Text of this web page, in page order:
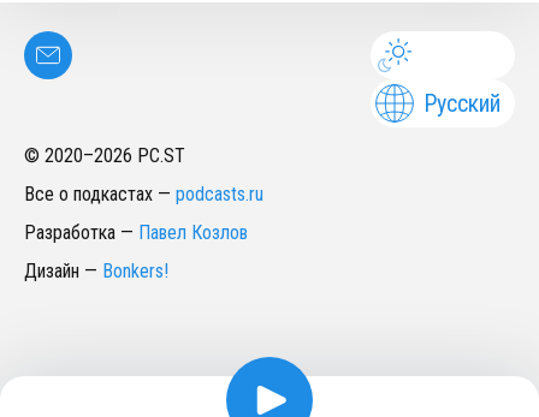
Русский
© 2020–2026 PC.ST
Все о подкастах — podcasts.ru
Разработка — Павел Козлов
Дизайн — Bonkers!